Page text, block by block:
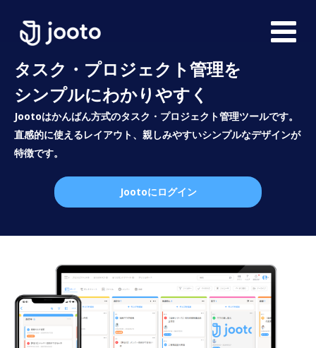
タスク・プロジェクト管理を
シンプルにわかりやすく
Jootoはかんばん方式のタスク・プロジェクト管理ツールです。
直感的に使えるレイアウト、親しみやすいシンプルなデザインが
特徴です。
Jootoにログイン